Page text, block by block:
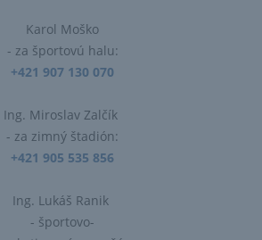
Karol Moško
- za športovú halu:
+421 907 130 070
Ing. Miroslav Zalčík
- za zimný štadión:
+421 905 535 856
Ing. Lukáš Ranik
- športovo-